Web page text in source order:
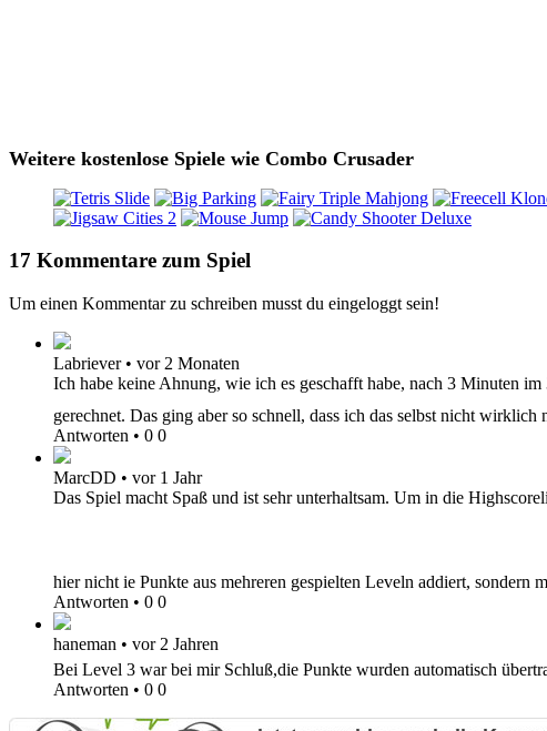
Weitere kostenlose Spiele wie Combo Crusader
17 Kommentare zum Spiel
Um einen Kommentar zu schreiben musst du eingeloggt sein!
Labriever • vor 2 Monaten
Ich habe keine Ahnung, wie ich es geschafft habe, nach 3 Minuten
gerechnet. Das ging aber so schnell, dass ich das selbst nicht wirklich
Antworten • 0 0
MarcDD • vor 1 Jahr
Das Spiel macht Spaß und ist sehr unterhaltsam. Um in die
hier nicht ie Punkte aus mehreren gespielten Leveln addiert, sondern
Antworten • 0 0
haneman • vor 2 Jahren
Bei Level 3 war bei mir Schluß,die Punkte wurden automatisch
Antworten • 0 0